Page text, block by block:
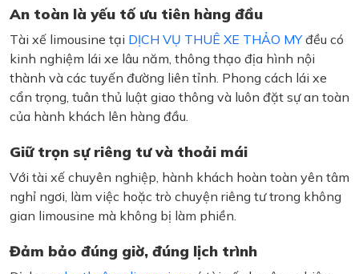
An toàn là yếu tố ưu tiên hàng đầu
Tài xế limousine tại DỊCH VỤ THUÊ XE THẢO MYđều có
kinh nghiệm lái xe lâu năm, thông thạo địa hình nội
thành và các tuyến đường liên tỉnh. Phong cách lái xe
cẩn trọng, tuân thủ luật giao thông và luôn đặt sự an toàn
của hành khách lên hàng đầu.
Giữ trọn sự riêng tư và thoải mái
Với tài xế chuyên nghiệp, hành khách hoàn toàn yên tâm
nghỉ ngơi, làm việc hoặc trò chuyện riêng tư trong không
gian limousine mà không bị làm phiền.
Đảm bảo đúng giờ, đúng lịch trình